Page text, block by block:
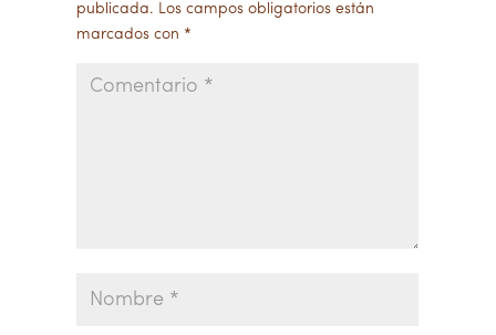
publicada. Los campos obligatorios están
marcados con *